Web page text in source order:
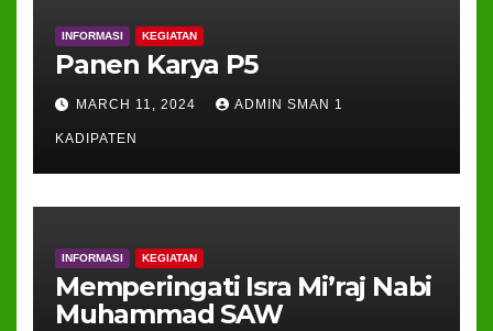
INFORMASI KEGIATAN
Panen Karya P5
MARCH 11, 2024 ADMIN SMAN 1
KADIPATEN
INFORMASI KEGIATAN
Memperingati Isra Mi’raj Nabi
Muhammad SAW